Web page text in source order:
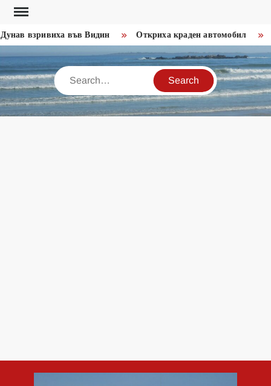
Skip
contentвзривиха във Видин Откриха краден автомобил
Search